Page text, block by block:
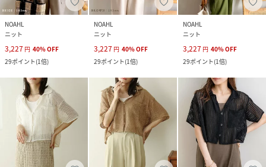
NOAHL
ニット
3,227 円 40%OFF
29ポイント(1倍)
NOAHL
ニット
3,227 円 40%OFF
29ポイント(1倍)
NOAHL
ニット
3,227 円 40%OFF
29ポイント(1倍)